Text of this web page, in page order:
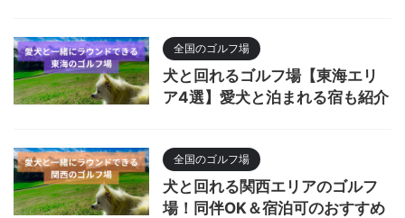
全国のゴルフ場
犬と回れるゴルフ場【東海エリ
ア4選】愛犬と泊まれる宿も紹介
全国のゴルフ場
犬と回れる関西エリアのゴルフ
場！同伴OK＆宿泊可のおすすめ